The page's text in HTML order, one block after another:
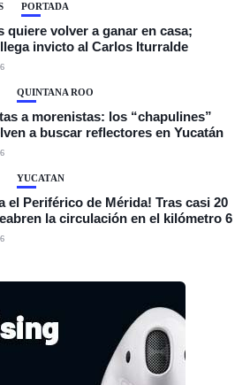
PORTADA
quiere volver a ganar en casa;
invicto al Carlos Iturralde
QUINTANA ROO
a morenistas: los “chapulines”
a buscar reflectores en Yucatán
YUCATÁN
el Periférico de Mérida! Tras casi 20
la circulación en el kilómetro 6